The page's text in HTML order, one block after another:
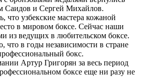
Саидов и Сергей Михайлов.
что узбекские мастера кожаной
в мировом боксе. Сейчас наши
из ведущих в любительском боксе.
что в годы независимости в стране
бокс.
Артур Григорян за весь период
боксе еще ни разу не